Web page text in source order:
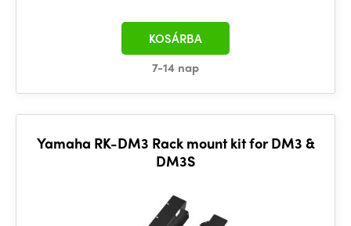
7-14 nap
KOSÁRBA
Yamaha RK-DM3 Rack mount kit for DM3 &
DM3S